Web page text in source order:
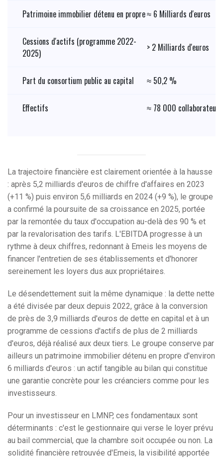
Patrimoine immobilier détenu en propre≈ 6 Milliards d'euros
Cessions d'actifs (programme 2022-
2025)
> 2 Milliards d'euros
Part du consortium public au capital ≈ 50,2 %
Effectifs ≈ 78 000 collaborateurs
La trajectoire financière est clairement orientée à la hausse
: après 5,2 milliards d'euros de chiffre d'affaires en 2023
(+11 %) puis environ 5,6 milliards en 2024 (+9 %), le groupe
a confirmé la poursuite de sa croissance en 2025, portée
par la remontée du taux d'occupation au-delà des 90 % et
par la revalorisation des tarifs. L'EBITDA progresse à un
rythme à deux chiffres, redonnant à Emeis les moyens de
financer l'entretien de ses établissements et d'honorer
sereinement les loyers dus aux propriétaires.
Le désendettement suit la même dynamique : la dette nette
a été divisée par deux depuis 2022, grâce à la conversion
de près de 3,9 milliards d'euros de dette en capital et à un
programme de cessions d'actifs de plus de 2 milliards
d'euros, déjà réalisé aux deux tiers. Le groupe conserve par
ailleurs un patrimoine immobilier détenu en propre d'environ
6 milliards d'euros : un actif tangible au bilan qui constitue
une garantie concrète pour les créanciers comme pour les
investisseurs.
Pour un investisseur en LMNP, ces fondamentaux sont
déterminants : c'est le gestionnaire qui verse le loyer prévu
au bail commercial, que la chambre soit occupée ou non. La
solidité financière retrouvée d'Emeis, la visibilité apportée